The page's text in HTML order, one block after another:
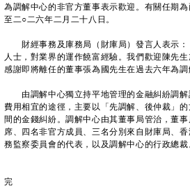
為調解中心的非官方董事表示歡迎。有關任期
至二○二六年二月二十八日。
財經事務及庫務局（財庫局）發言人表示：
人士，對業界的運作饒富經驗。我們歡迎陳先
感謝即將離任的董事張為國先生在過去六年為調
由調解中心獨立持平地管理的金融糾紛調解
費用相宜的途徑，主要以「先調解、後仲裁」
間的金錢糾紛。調解中心由其董事局管治，董
席、四名非官方成員、三名分別來自財庫局、
務監察委員會的代表，以及調解中心的行政總裁
完